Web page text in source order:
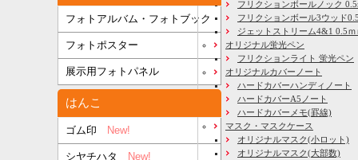
フォトアルバム・フォトブック
フォトポスター
展示用フォトパネル
はんこ
ゴム印 New!
シヤチハタ New!
フリクションボールノック
フリクションボール3ウッド
ジェットストリーム4&1 0.5ｍ
オリジナル蛍光ペン
フリクションライト 蛍光ペン
オリジナルカバーノート
ハードカバーハンディノート
ハードカバーA5ノート
ハードカバーメモ(罫線)
マスク・マスクケース
オリジナルマスク(小ロット)
オリジナルマスク(大部数)